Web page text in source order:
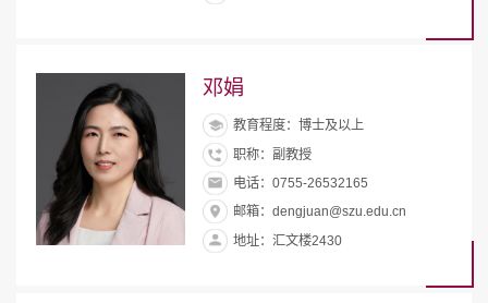
邓娟
教育程度：博士及以上
职称：副教授
电话：0755-26532165
邮箱：dengjuan@szu.edu.cn
地址：汇文楼2430